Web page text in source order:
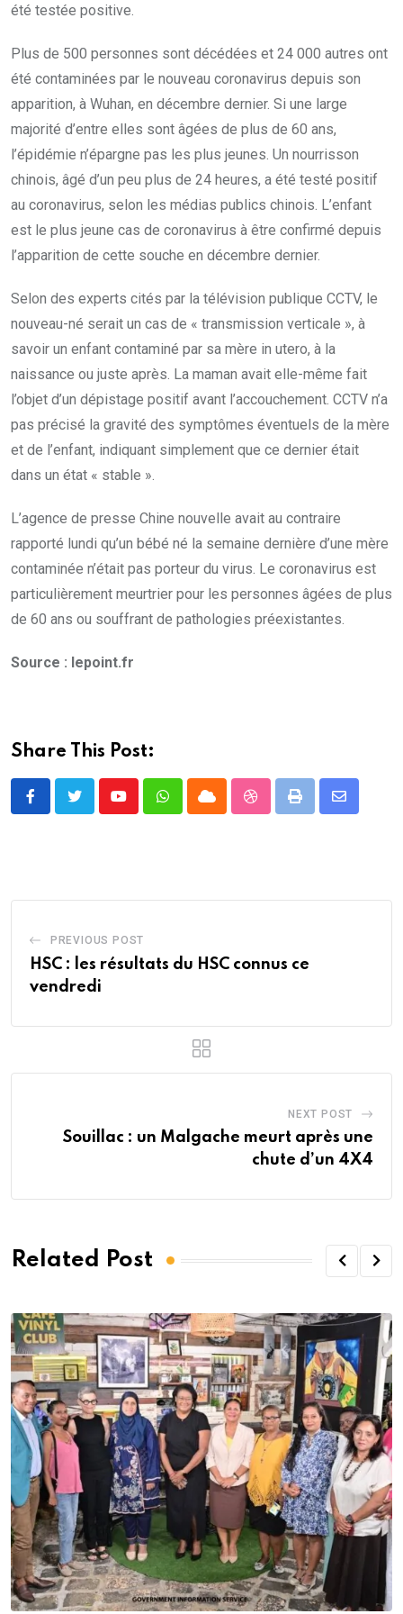
été testée positive.
Plus de 500 personnes sont décédées et 24 000 autres ont
été contaminées par le nouveau coronavirus depuis son
apparition, à Wuhan, en décembre dernier. Si une large
majorité d’entre elles sont âgées de plus de 60 ans,
l’épidémie n’épargne pas les plus jeunes. Un nourrisson
chinois, âgé d’un peu plus de 24 heures, a été testé positif
au coronavirus, selon les médias publics chinois. L’enfant
est le plus jeune cas de coronavirus à être confirmé depuis
l’apparition de cette souche en décembre dernier.
Selon des experts cités par la télévision publique CCTV, le
nouveau-né serait un cas de « transmission verticale », à
savoir un enfant contaminé par sa mère in utero, à la
naissance ou juste après. La maman avait elle-même fait
l’objet d’un dépistage positif avant l’accouchement. CCTV n’a
pas précisé la gravité des symptômes éventuels de la mère
et de l’enfant, indiquant simplement que ce dernier était
dans un état « stable ».
L’agence de presse Chine nouvelle avait au contraire
rapporté lundi qu’un bébé né la semaine dernière d’une mère
contaminée n’était pas porteur du virus. Le coronavirus est
particulièrement meurtrier pour les personnes âgées de plus
de 60 ans ou souffrant de pathologies préexistantes.
Source : lepoint.fr
Share This Post:
YoutubeWhatsappCloud StumbleUpon
Print
Share
PREVIOUS POST
HSC : les résultats du HSC connus ce
vendredi
NEXT POST
Souillac : un Malgache meurt après une
chute d’un 4X4
Related Post